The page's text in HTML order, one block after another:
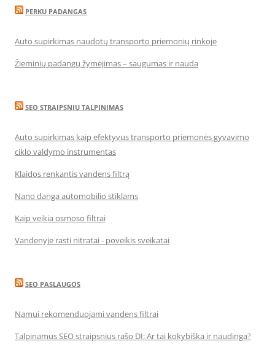
PERKU PADANGAS
Auto supirkimas naudotų transporto priemonių rinkoje
Žieminių padangų žymėjimas – saugumas ir nauda
SEO STRAIPSNIU TALPINIMAS
Auto supirkimas kaip efektyvus transporto priemonės gyvavimo
ciklo valdymo instrumentas
Klaidos renkantis vandens filtrą
Nano danga automobilio stiklams
Kaip veikia osmoso filtrai
Vandenyje rasti nitratai - poveikis sveikatai
SEO PASLAUGOS
Namui rekomenduojami vandens filtrai
Talpinamus SEO straipsnius rašo DI: Ar tai kokybiška ir naudinga?